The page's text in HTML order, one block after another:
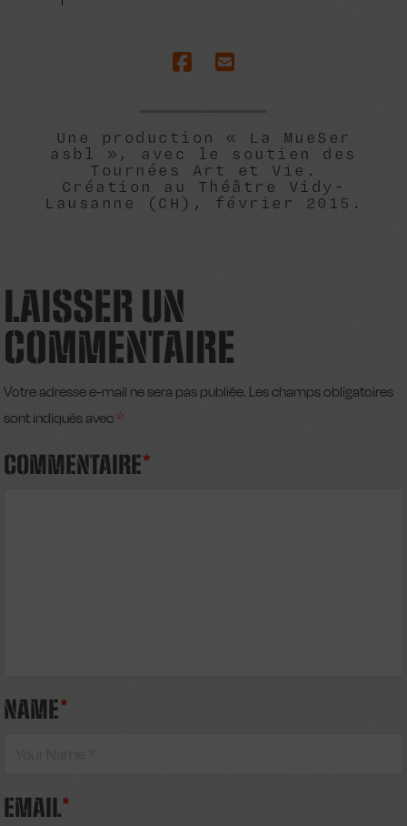
Une production « La MueSer
asbl », avec le soutien des
Tournées Art et Vie.
Création au Théâtre Vidy-
Lausanne (CH), février 2015.
LAISSER UN
COMMENTAIRE
Votre adresse e-mail ne sera pas publiée. Les champs obligatoires
sont indiqués avec*
COMMENTAIRE*
NAME*
EMAIL*